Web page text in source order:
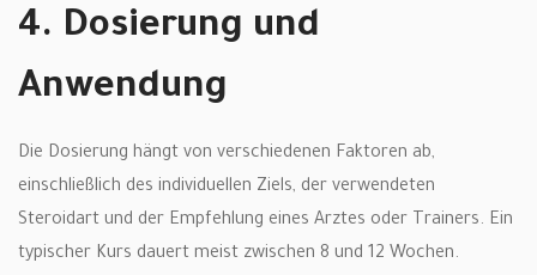
4. Dosierung und
Anwendung
Die Dosierung hängt von verschiedenen Faktoren ab,
einschließlich des individuellen Ziels, der verwendeten
Steroidart und der Empfehlung eines Arztes oder Trainers. Ein
typischer Kurs dauert meist zwischen 8 und 12 Wochen.